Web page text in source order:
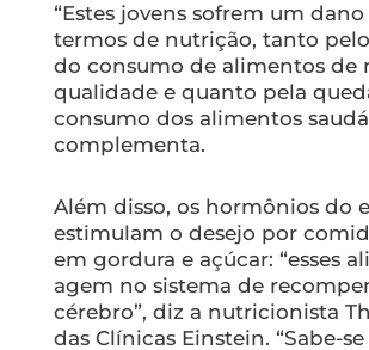
“Estes jovens sofrem um
termos de nutrição, tanto
do consumo de alimentos de
qualidade e quanto pela
consumo dos alimentos
complementa.
Além disso, os hormônios do
estimulam o desejo por
em gordura e açúcar: “esses
agem no sistema de
cérebro”, diz a nutricionista
das Clínicas Einstein. “Sabe-